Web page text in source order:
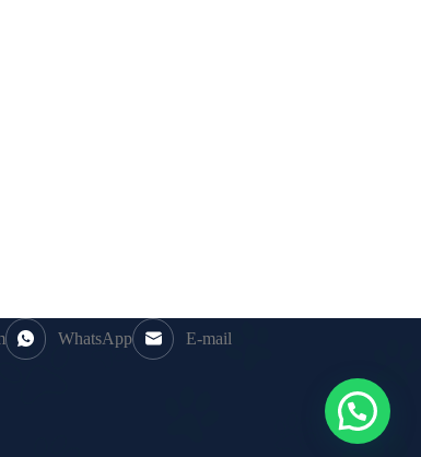
WhatsApp E-mail